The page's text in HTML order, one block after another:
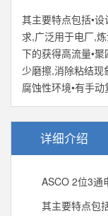
其主要特点包括•
求,广泛用于电厂,
下的获得高流量•
少磨擦,消除粘结现
腐蚀性环境•有手动
详细介绍
ASCO 2位3通
其主要特点包